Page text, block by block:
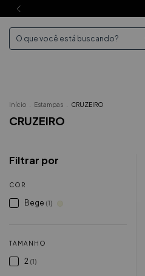
Início Estampas CRUZEIRO
CRUZEIRO
Filtrar por
COR
Bege (1)
TAMANHO
2 (1)